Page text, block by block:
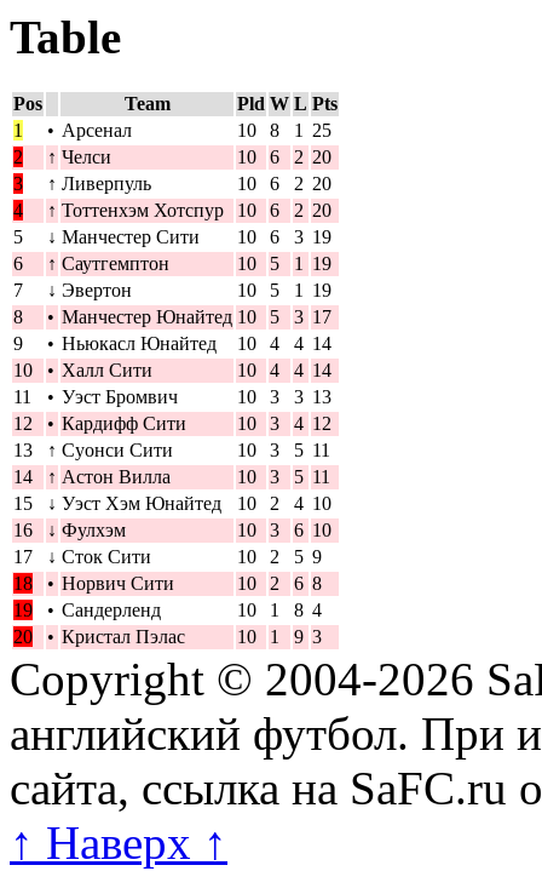
Table
Pos Team Pld W L Pts
1
• Арсенал 10 8 1
25
2
↑ Челси 10 6 2 20
3
↑ Ливерпуль 10 6 2 20
4
↑ Тоттенхэм Хотспур 10 6 2 20
5
↓ Манчестер Сити 10 6 3 19
6
↑ Саутгемптон 10 5 1
19
7
↓ Эвертон 10 5 1
19
8
• Манчестер Юнайтед 10 5 3 17
9
• Ньюкасл Юнайтед 10 4 4 14
10
• Халл Сити 10 4 4 14
11
• Уэст Бромвич 10 3 3 13
12
• Кардифф Сити 10 3 4 12
13
↑ Суонси Сити 10 3 5 11
14
↑ Астон Вилла 10 3 5 11
15
↓ Уэст Хэм Юнайтед 10 2 4 10
16
↓ Фулхэм 10 3 6 10
17
↓ Сток Сити 10 2 5 9
18
• Норвич Сити 10 2 6 8
19
• Сандерленд 10 1 8 4
20
• Кристал Пэлас 10 1 9 3
Copyright © 2004-2026
английский футбол. При
сайта, ссылка на SaFC.ru
↑ Наверх ↑